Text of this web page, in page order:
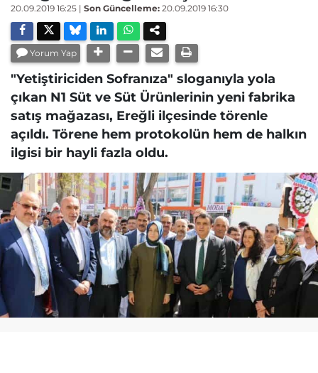
20.09.2019 16:25 | Son Güncelleme: 20.09.2019 16:30
Yorum Yap
"Yetiştiriciden Sofranıza" sloganıyla yola
çıkan N1 Süt ve Süt Ürünlerinin yeni fabrika
satış mağazası, Ereğli ilçesinde törenle
açıldı. Törene hem protokolün hem de halkın
ilgisi bir hayli fazla oldu.